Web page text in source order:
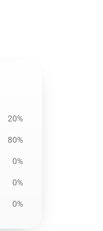
20%
80%
0%
0%
0%